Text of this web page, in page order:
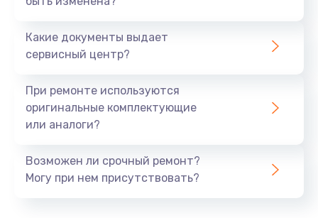
Какие документы выдает
сервисный центр?
При ремонте используются
оригинальные комплектующие
или аналоги?
Возможен ли срочный ремонт?
Могу при нем присутствовать?